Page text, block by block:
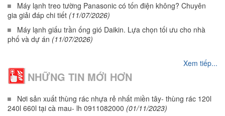
Máy lạnh treo tường Panasonic có tốn điện không? Chuyên
gia giải đáp chi tiết (11/07/2026)
Máy lạnh giấu trần ống gió Daikin. Lựa chọn tối ưu cho nhà
phố và dự án (11/07/2026)
Xem tiếp...
NHỮNG TIN MỚI HƠN
Nơi sản xuất thùng rác nhựa rẻ nhất miền tây- thùng rác 120l
240l 660l tại cà mau- lh 0911082000 (01/11/2023)